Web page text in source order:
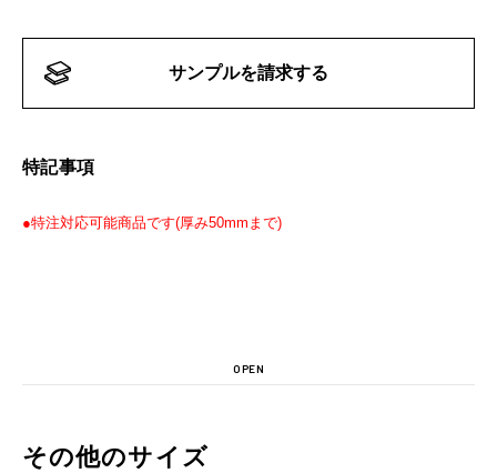
サンプルを請求する
特記事項
●特注対応可能商品です(厚み50mmまで)
OPEN
その他のサイズ